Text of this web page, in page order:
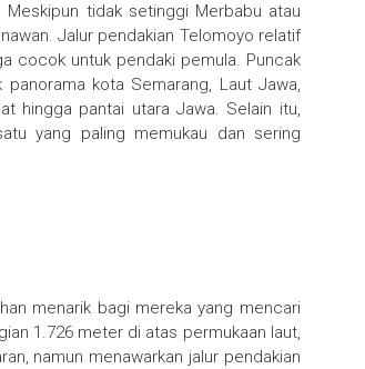
tidak setinggi Merbabu atau
Jalur pendakian Telomoyo relatif
cocok untuk pendaki pemula. Puncak
kota Semarang, Laut Jawa,
hingga pantai utara Jawa. Selain itu,
yang paling memukau dan sering
menarik bagi mereka yang mencari
1.726 meter di atas permukaan laut,
namun menawarkan jalur pendakian